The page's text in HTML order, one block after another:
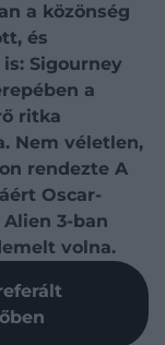
a közönség
és
Sigourney
a
ritka
Nem véletlen,
rendezte A
Oscar-
3-ban
volna.